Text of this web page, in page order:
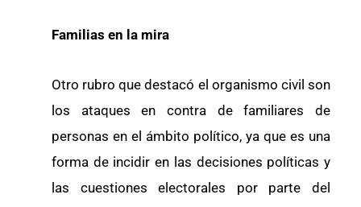
Familias en la mira
Otro rubro que destacó el organismo civil son
los ataques en contra de familiares de
personas en el ámbito político, ya que es una
forma de incidir en las decisiones políticas y
las cuestiones electorales por parte del